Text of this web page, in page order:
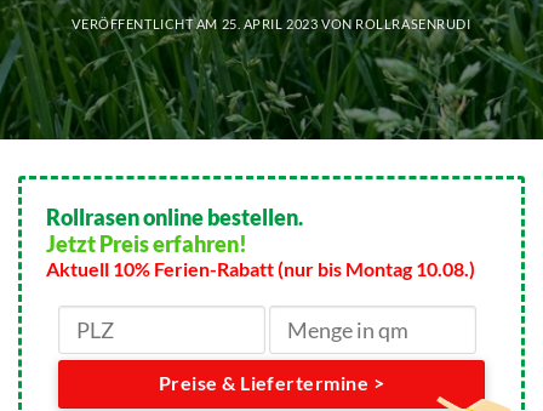
VERÖFFENTLICHT AM 25. APRIL 2023 VONROLLRASENRUDI
Rollrasen online bestellen.
Jetzt Preis erfahren!
Aktuell 10% Ferien-Rabatt (nur bis Montag 10.08.)
Preise & Liefertermine >